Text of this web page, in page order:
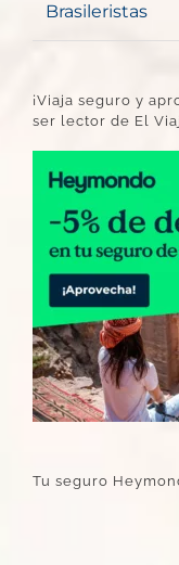
Brasileristas
¡Viaja seguro y
ser lector de El
Tu seguro